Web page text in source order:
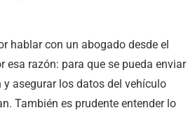
hablar con un abogado desde el
esa razón: para que se pueda enviar
y asegurar los datos del vehículo
También es prudente entender lo